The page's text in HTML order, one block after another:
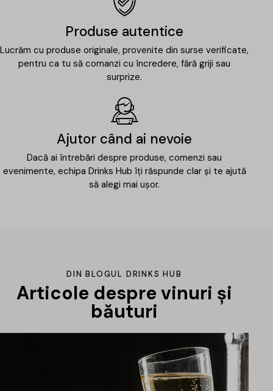
Produse autentice
Lucrăm cu produse originale, provenite din surse verificate,
pentru ca tu să comanzi cu încredere, fără griji sau
surprize.
Ajutor când ai nevoie
Dacă ai întrebări despre produse, comenzi sau
evenimente, echipa Drinks Hub îți răspunde clar și te ajută
să alegi mai ușor.
DIN BLOGUL DRINKS HUB
Articole despre vinuri și
băuturi